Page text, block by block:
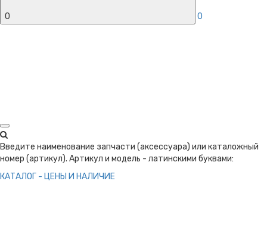
0 0
Введите наименование запчасти (аксессуара) или каталожный
номер (артикул). Артикул и модель - латинскими буквами:
КАТАЛОГ - ЦЕНЫ И НАЛИЧИЕ